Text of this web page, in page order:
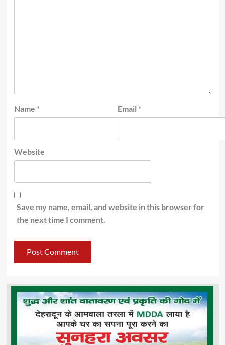
Name * Email *
Website
Save my name, email, and website in this browser for
the next time I comment.